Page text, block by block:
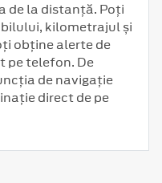
de la distanță. Poți
kilometrajul și
obține alerte de
pe telefon. De
de navigație
direct de pe